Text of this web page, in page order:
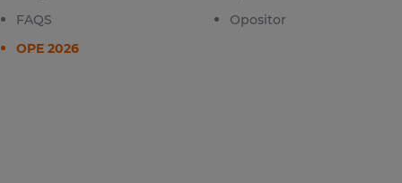
FAQS
OPE 2026
Opositor